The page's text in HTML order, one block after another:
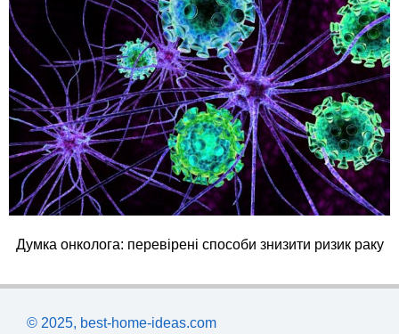
Думка онколога: перевірені способи знизити ризик раку
© 2025, best-home-ideas.com